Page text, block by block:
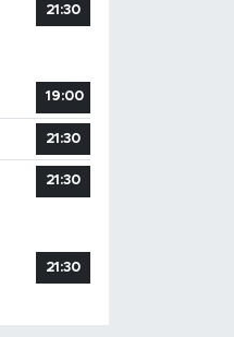
21:30
19:00
21:30
21:30
21:30